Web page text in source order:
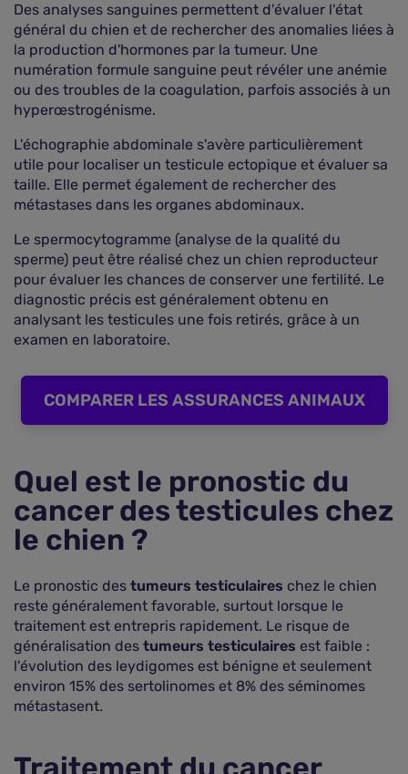
Des analyses sanguines permettent d'évaluer l'état
général du chien et de rechercher des anomalies liées à
la production d'hormones par la tumeur. Une
numération formule sanguine peut révéler une anémie
ou des troubles de la coagulation, parfois associés à un
hyperœstrogénisme.
L'échographie abdominale s'avère particulièrement
utile pour localiser un testicule ectopique et évaluer sa
taille. Elle permet également de rechercher des
métastases dans les organes abdominaux.
Le spermocytogramme (analyse de la qualité du
sperme) peut être réalisé chez un chien reproducteur
pour évaluer les chances de conserver une fertilité. Le
diagnostic précis est généralement obtenu en
analysant les testicules une fois retirés, grâce à un
examen en laboratoire.
COMPARER LES ASSURANCES ANIMAUX
Quel est le pronostic du
cancer des testicules chez
le chien ?
Le pronostic des tumeurs testiculaires chez le chien
reste généralement favorable, surtout lorsque le
traitement est entrepris rapidement. Le risque de
généralisation des tumeurs testiculaires est faible :
l'évolution des leydigomes est bénigne et seulement
environ 15% des sertolinomes et 8% des séminomes
métastasent.